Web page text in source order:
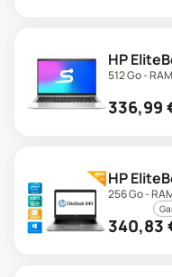
HP
512 Go -
336,99
HP
256 Go -
340,83